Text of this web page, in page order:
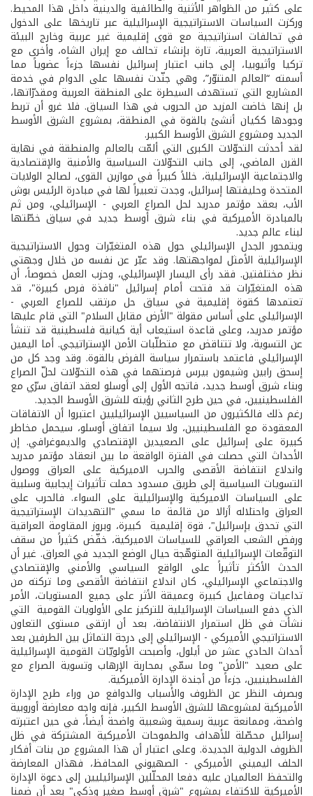
على كثير من الظواهر الأثنية والطائفية والدينية داخل هذا المحيط.
وركزت السياسات الاستراتيجية الإسرائيلية عبر تاريخها على الدخول
في تحالفات استراتيجية مع قوى إقليمية غير عربية وخارج البيئة
الاستراتيجية العربية، تارة بإنشاء تحالف مع إيران الشاه، وأخرى مع
تركيا وأثيوبيا، إلى جانب اعتبار إسرائيل نفسها جزءاً عضوياً مما
أسمته “العالم المتنوّر”، وهي جنّدت نفسها على الدوام في خدمة
المشاريع التي تستهدف السيطرة على المنطقة العربية ومقدرّاتها،
بل إنها خاضت المزيد من الحروب في هذا السياق. فلا غرو أن تربط
وجودها ككيان أنشئ بالقوة في المنطقة، بمشروع الشرق الأوسط
الجديد ومشروع الشرق الأوسط الكبير.
لقد أحدثت التحوّلات الكبرى التي ألمّت بالعالم والمنطقة في نهاية
القرن الماضي، إلى جانب التحوّلات السياسية والأمنية والإقتصادية
والاجتماعية الإسرائيلية، خللاً كبيراً في موازين القوى، لصالح الولايات
المتحدة وحليفتها إسرائيل، وجدت تعبيراً لها في مبادرة الرئيس بوش
الأب، بعقد مؤتمر مدريد لحل الصراع العربي - الإسرائيلي، ومن ثم
بالمبادرة الأميركية في بناء شرق أوسط جديد في سياق خطّتها
لبناء عالم جديد.
ويتمحور الجدل الإسرائيلي حول هذه المتغيّرات وحول الاستراتيجية
الإسرائيلية الأمثل لمواجهتها. وقد عبّر عن نفسه من خلال وجهتي
نظر مختلفتين. فقد رأى اليسار الإسرائيلي، وحزب العمل خصوصاً، أن
هذه المتغيّرات قد فتحت أمام إسرائيل "نافذة فرص كبيرة"، قد
تعتمدها كقوة إقليمية في سياق حل مرتقب للصراع العربي -
الإسرائيلي على أساس مقولة "الأرض مقابل السلام" التي قام عليها
مؤتمر مدريد، وعلى قاعدة استيعاب أية كيانية فلسطينية قد تنشأ
عن التسوية، ولا تتناقض مع متطلّبات الأمن الإستراتيجي. أما اليمين
الإسرائيلي فاعتمد باستمرار سياسة الفرض بالقوة. وقد وجد كل من
إسحق رابين وشيمون بيرس فرصتهما في هذه التحوّلات لحلّ الصراع
وبناء شرق أوسط جديد، فاتجه الأول إلى أوسلو لعقد اتفاق سرّي مع
الفلسطينيين، في حين طرح الثاني رؤيته للشرق الأوسط الجديد.
رغم ذلك فالكثيرون من السياسيين الإسرائيليين اعتبروا أن الاتفاقات
المعقودة مع الفلسطينيين، ولا سيما اتفاق أوسلو، سيحمل مخاطر
كبيرة على إسرائيل على الصعيدين الإقتصادي والديموغرافي. إن
الأحداث التي حصلت في الفترة الواقعة ما بين انعقاد مؤتمر مدريد
واندلاع انتفاضة الأقصى والحرب الاميركية على العراق ووصول
التسويات السياسية إلى طريق مسدود حملت تأثيرات إيجابية وسلبية
على السياسات الاميركية والإسرائيلية على السواء. فالحرب على
العراق واحتلاله أزالا من قائمة ما سمي "التهديدات الإستراتيجية
التي تحدق بإسرائيل"، قوة إقليمية كبيرة، وبروز المقاومة العراقية
ورفض الشعب العراقي للسياسات الاميركية، خفّض كثيراً من سقف
التوقّعات الإسرائيلية المتوهّجة حيال الوضع الجديد في العراق. غير أن
الحدث الأكثر تأثيراً على الواقع السياسي والأمني والإقتصادي
والاجتماعي الإسرائيلي، كان اندلاع انتفاضة الأقصى وما تركته من
تداعيات ومفاعيل كبيرة وعميقة الأثر على جميع المستويات، الأمر
الذي دفع السياسات الإسرائيلية للتركيز على الأولويات القومية التي
نشأت في ظل استمرار الانتفاضة، بعد أن ارتقى مستوى التعاون
الاستراتيجي الأميركي - الإسرائيلي إلى درجة التماثل بين الطرفين بعد
أحداث الحادي عشر من أيلول، وأصبحت الأولويّات القومية الإسرائيلية
على صعيد "الأمن" وما سمّي بمحاربة الإرهاب وتسوية الصراع مع
الفلسطينيين، جزءاً من أجندة الإدارة الأميركية.
وبصرف النظر عن الظروف والأسباب والدوافع من وراء طرح الإدارة
الأميركية لمشروعها للشرق الأوسط الكبير، فإنه واجه معارضة أوروبية
واضحة، وممانعة عربية رسمية وشعبية واضحة أيضاً، في حين اعتبرته
إسرائيل محصّلة للأهداف والطموحات الأميركية المشتركة في ظل
الظروف الدولية الجديدة. وعلى اعتبار أن هذا المشروع من بنات أفكار
الحلف اليميني الأميركي - الصهيوني المحافظ، فهذان المعارضة
والتحفظ العالميان عليه دفعا المحلّلين الإسرائيليين إلى دعوة الإدارة
الأميركية للاكتفاء بمشروع "شرق أوسط صغير وذكي" بعد أن ضمنا